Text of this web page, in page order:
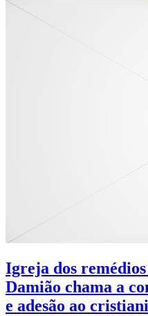
Igreja dos
Damião chama a
e adesão ao